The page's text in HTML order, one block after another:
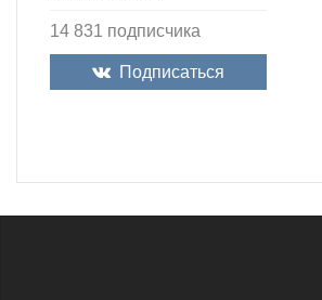
14 831 подписчика
Подписаться